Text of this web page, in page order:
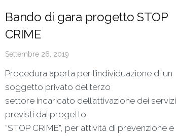
Bando di gara progetto STOP
CRIME
Settembre 26, 2019
Procedura aperta per l’individuazione di un
soggetto privato del terzo
settore incaricato dell’attivazione dei servizi
previsti dal progetto
“STOP CRIME”, per attività di prevenzione e